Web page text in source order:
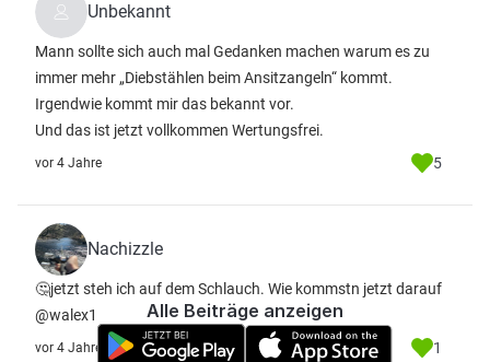
Unbekannt
Mann sollte sich auch mal Gedanken machen warum es zu
immer mehr „Diebstählen beim Ansitzangeln“ kommt.
Irgendwie kommt mir das bekannt vor.
Und das ist jetzt vollkommen Wertungsfrei.
vor 4 Jahre 5
Nachizzle
🤔jetzt steh ich auf dem Schlauch. Wie kommstn jetzt darauf
@walex1
vor 4 Jahre 1
Alle Beiträge anzeigen